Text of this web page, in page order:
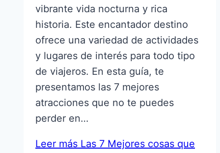
vibrante vida nocturna y rica
historia. Este encantador destino
ofrece una variedad de actividades
y lugares de interés para todo tipo
de viajeros. En esta guía, te
presentamos las 7 mejores
atracciones que no te puedes
perder en…
Leer más Las 7 Mejores cosas que